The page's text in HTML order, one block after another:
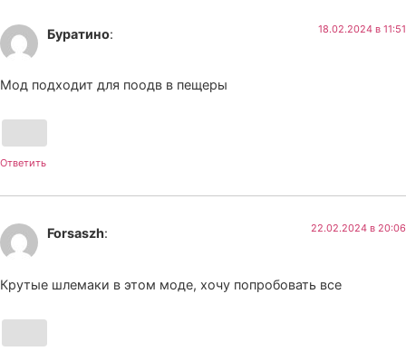
Буратино: 18.02.2024 в 11:51
Мод подходит для поодв в пещеры
Ответить
Forsaszh: 22.02.2024 в 20:06
Крутые шлемаки в этом моде, хочу попробовать все